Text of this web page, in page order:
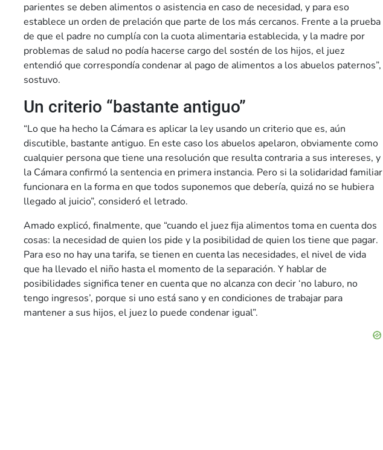
parientes se deben alimentos o asistencia en caso de necesidad, y para eso
establece un orden de prelación que parte de los más cercanos. Frente a la prueba
de que el padre no cumplía con la cuota alimentaria establecida, y la madre por
problemas de salud no podía hacerse cargo del sostén de los hijos, el juez
entendió que correspondía condenar al pago de alimentos a los abuelos paternos”,
sostuvo.
Un criterio “bastante antiguo”
“Lo que ha hecho la Cámara es aplicar la ley usando un criterio que es, aún
discutible, bastante antiguo. En este caso los abuelos apelaron, obviamente como
cualquier persona que tiene una resolución que resulta contraria a sus intereses, y
la Cámara confirmó la sentencia en primera instancia. Pero si la solidaridad familiar
funcionara en la forma en que todos suponemos que debería, quizá no se hubiera
llegado al juicio”, consideró el letrado.
Amado explicó, finalmente, que “cuando el juez fija alimentos toma en cuenta dos
cosas: la necesidad de quien los pide y la posibilidad de quien los tiene que pagar.
Para eso no hay una tarifa, se tienen en cuenta las necesidades, el nivel de vida
que ha llevado el niño hasta el momento de la separación. Y hablar de
posibilidades significa tener en cuenta que no alcanza con decir ‘no laburo, no
tengo ingresos’, porque si uno está sano y en condiciones de trabajar para
mantener a sus hijos, el juez lo puede condenar igual”.